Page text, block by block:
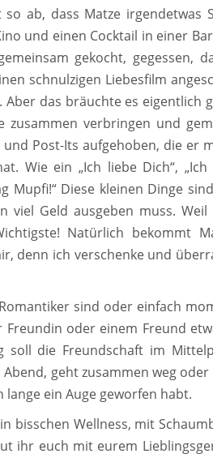
ab, dass Matze irgendetwas
und einen Cocktail in einer
gekocht, gegessen,
schnulzigen Liebesfilm
das bräuchte es eigentlich
zusammen verbringen und
Post-Its aufgehoben, die er
Wie ein „Ich liebe Dich“,
Mupfi!“ Diese kleinen Dinge
viel Geld ausgeben muss.
Natürlich bekommt
denn ich verschenke und
sind oder einfach
oder einem Freund
soll die Freundschaft im
geht zusammen weg
ein Auge geworfen habt.
bisschen Wellness, mit
ihr euch mit eurem